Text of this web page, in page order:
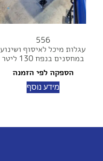
556
עגלות מיכל לאיסוף ושינוע
במחסנים בנפח 130 ליטר
הספקה לפי הזמנה
מידע נוסף